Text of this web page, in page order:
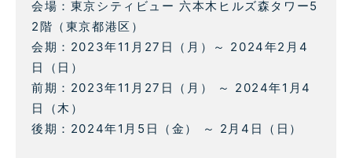
会場：東京シティビュー 六本木ヒルズ森タワー5
2階（東京都港区）
会期：2023年11月27日（月）～ 2024年2月4
日（日）
前期：2023年11月27日（月） ～ 2024年1月4
日（木）
後期：2024年1月5日（金） ～ 2月4日（日）